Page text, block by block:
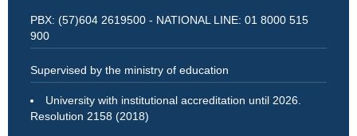
PBX: (57)604 2619500 - NATIONAL LINE: 01 8000 515
900
Supervised by the ministry of education
University with institutional accreditation until 2026.
Resolution 2158 (2018)